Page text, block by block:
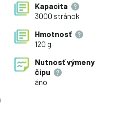
Kapacita
3000 stránok
Hmotnosť
120 g
Nutnosť výmeny
čipu
áno